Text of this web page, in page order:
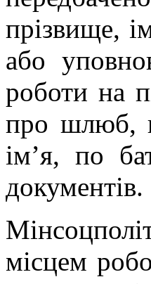
прізвище,
або
роботи на
про шлюб,
ім’я, по
документів.
місцем